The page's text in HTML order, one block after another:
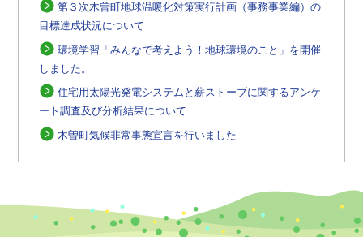
第３次木曽町地球温暖化対策実行計画（事務事業編）の
目標達成状況について
環境学習「みんなで考えよう！地球環境のこと」を開催
しました。
住宅用太陽光発電システムと薪ストーブに関するアンケ
ート調査及び分析結果について
木曽町気候非常事態宣言を行いました